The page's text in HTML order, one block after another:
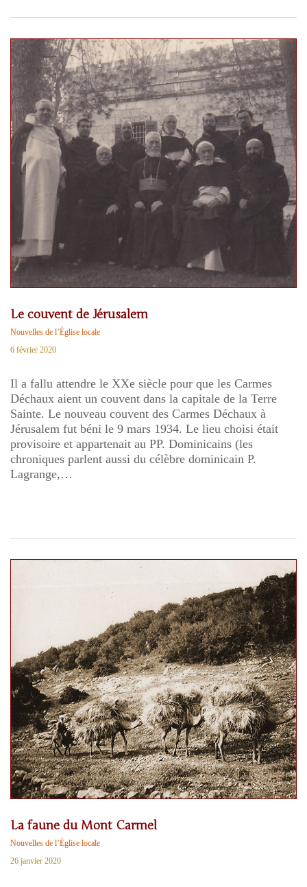
Le couvent de Jérusalem
Nouvelles de l’Église locale
6 février 2020
Il a fallu attendre le XXe siècle pour que les Carmes
Déchaux aient un couvent dans la capitale de la Terre
Sainte. Le nouveau couvent des Carmes Déchaux à
Jérusalem fut béni le 9 mars 1934. Le lieu choisi était
provisoire et appartenait au PP. Dominicains (les
chroniques parlent aussi du célèbre dominicain P.
Lagrange,…
La faune du Mont Carmel
Nouvelles de l’Église locale
26 janvier 2020